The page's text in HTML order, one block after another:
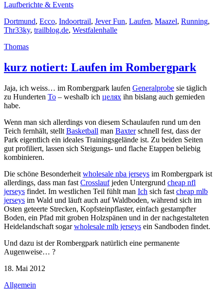
Laufberichte & Events
Dortmund, Ecco, Indoortrail, Jever Fun, Laufen, Maazel, Running,
Thr33ky, trailblog.de, Westfalenhalle
Thomas
kurz notiert: Laufen im Rombergpark
Jaja, ich weiss… im Rombergpark laufen Generalprobe sie täglich
zu Hunderten To – weshalb ich целях ihn bislang auch gemieden
habe.
Wenn man sich allerdings von diesem Schaulaufen rund um den
Teich fernhält, stellt Basketball man Baxterschnell fest, dass der
Park eigentlich ein ideales Trainingsgelände ist. Zu beiden Seiten
gut profiliert, lassen sich Steigungs- und flache Etappen beliebig
kombinieren.
Die schöne Besonderheit wholesale nba jerseys im Rombergpark ist
allerdings, dass man fast Crosslaufjeden Untergrund cheap nfl
jerseys findet. Im westlichen Teil fühlt man Ich sich fast cheap mlb
jerseys im Wald und läuft auch auf Waldboden, während sich im
Osten geteerte Strecken, Kopfsteinpflaster, einfach gestampfter
Boden, ein Pfad mit groben Holzspänen und in der nachgestalteten
Heidelandschaft sogarwholesale mlb jerseys ein Sandboden findet.
Und dazu ist der Rombergpark natürlich eine permanente
Augenweise… ?
18. Mai 2012
Allgemein